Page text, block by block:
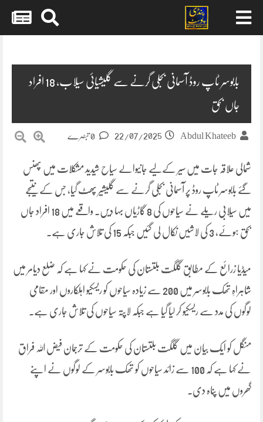
بابوسر ٹاپ روڈ آسمانی بجلی گرنے سے گلیشیائی سیلاب، 18 افراد
جاں بحق
Abdul Khateeb
22/07/2025
شمالی علاقہ جات میں سیر کےلیے جانیوالے سیاح شیدید مشکلات میں پھنس
گئے بابوسر ٹاپ روڈ پر آسمانی بجلی گرنے سے گلیشیر پھٹ گیا، جس کے نتیجے
میں سیلابی ریلے نے سیاحوں کی 8 گاڑیاں بہا دیں۔ واقعے میں 18 افراد جاں
بحق ہوئے، 3 کی لاشیں نکال لی گئیں جبکہ 15 کی تلاش جاری ہے۔
میڈیا زرائع کے مطابق گلگت بلتستان کی حکومت نے کہا ہے کہ ضلع دیامر میں
شاہراہِ تھک بابوسر میں 200 سے زیادہ سیاحوں کو ریسکیو اہلکاروں اور مقامی
لوگوں کی مدد سے ریسکیو کر لیا گیا ہے جبکہ لاپتہ سیاحوں کی تلاش جاری ہے۔
منگل کو ایک بیان میں گلگت بلتستان کی حکومت کے ترجمان فیض اللہ فراق
نے کہا ہے کہ 100 سے زائد سیاحوں کو تھک بابوسر کے لوگوں نے اپنے
گھروں میں پناہ دی۔